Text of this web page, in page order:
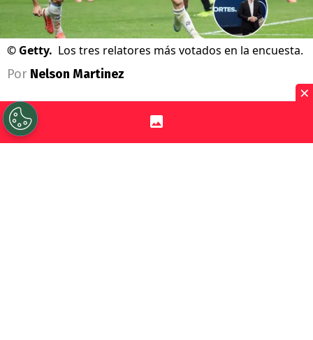
© Getty. Los tres relatores más votados en la encuesta.
Por Nelson Martinez
Sigue a Redgol en Google!
×